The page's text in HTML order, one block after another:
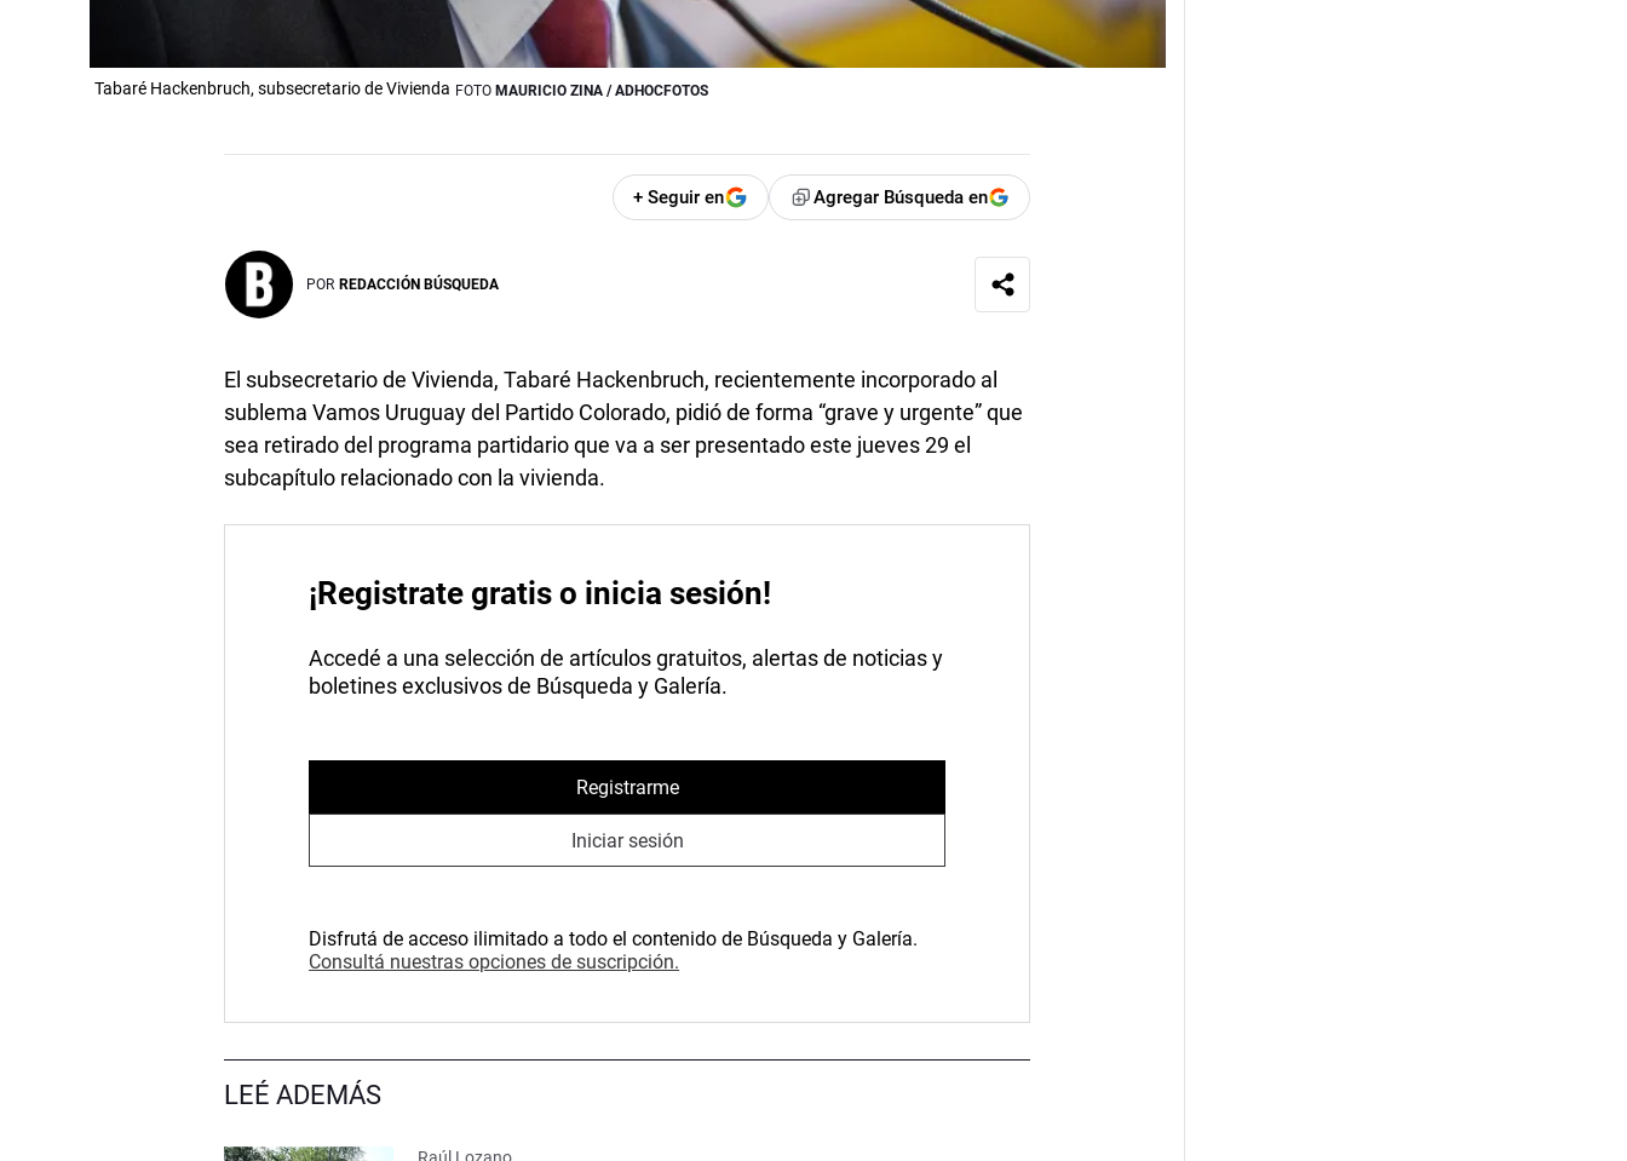
Tabaré Hackenbruch, subsecretario de Vivienda FOTO MAURICIO ZINA / ADHOCFOTOS
+ Seguir en Agregar Búsqueda en
POR REDACCIÓN BÚSQUEDA
El subsecretario de Vivienda, Tabaré Hackenbruch, recientemente incorporado al
sublema Vamos Uruguay del Partido Colorado, pidió de forma “grave y urgente” que
sea retirado del programa partidario que va a ser presentado este jueves 29 el
subcapítulo relacionado con la vivienda.
¡Registrate gratis o inicia sesión!
Accedé a una selección de artículos gratuitos, alertas de noticias y
boletines exclusivos de Búsqueda y Galería.
Registrarme
Iniciar sesión
Disfrutá de acceso ilimitado a todo el contenido de Búsqueda y Galería.
Consultá nuestras opciones de suscripción.
LEÉ ADEMÁS